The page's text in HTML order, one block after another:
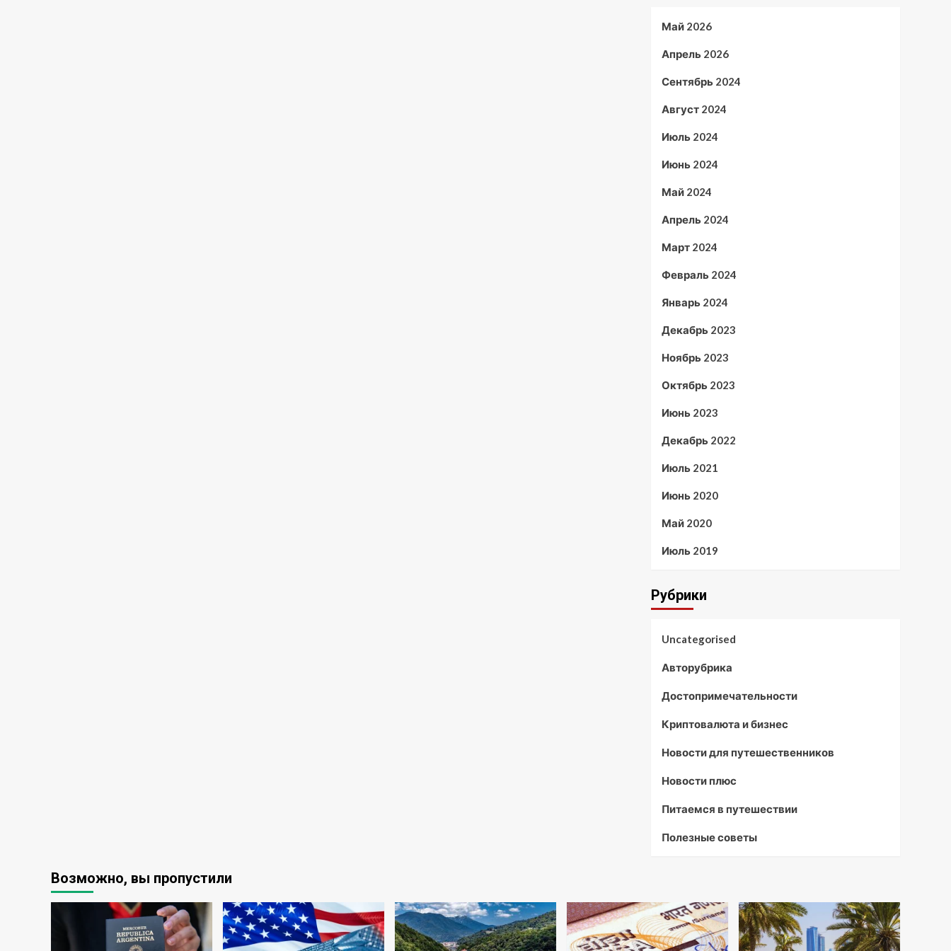
Май 2026
Апрель 2026
Сентябрь 2024
Август 2024
Июль 2024
Июнь 2024
Май 2024
Апрель 2024
Март 2024
Февраль 2024
Январь 2024
Декабрь 2023
Ноябрь 2023
Октябрь 2023
Июнь 2023
Декабрь 2022
Июль 2021
Июнь 2020
Май 2020
Июль 2019
Рубрики
Uncategorised
Авторубрика
Достопримечательности
Криптовалюта и бизнес
Новости для путешественников
Новости плюс
Питаемся в путешествии
Полезные советы
Возможно, вы пропустили